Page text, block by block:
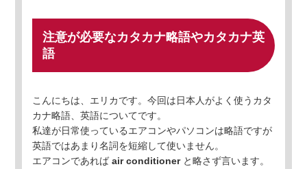
注意が必要なカタカナ略語やカタカナ英
語
こんにちは、エリカです。今回は日本人がよく使うカタ
カナ略語、英語についてです。
私達が日常使っているエアコンやパソコンは略語ですが
英語ではあまり名詞を短縮して使いません。
エアコンであれば air conditionerと略さず言います。